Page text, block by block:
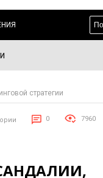
стратегии
0 7960
САНДАЛИИ,